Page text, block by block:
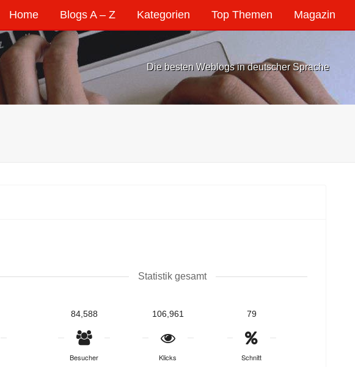
Home Blogs A – Z Kategorien Top Themen Magazin
Die besten Weblogs in deutscher Sprache
Statistik gesamt
84,588
Besucher
106,961
Klicks
79
Schnitt